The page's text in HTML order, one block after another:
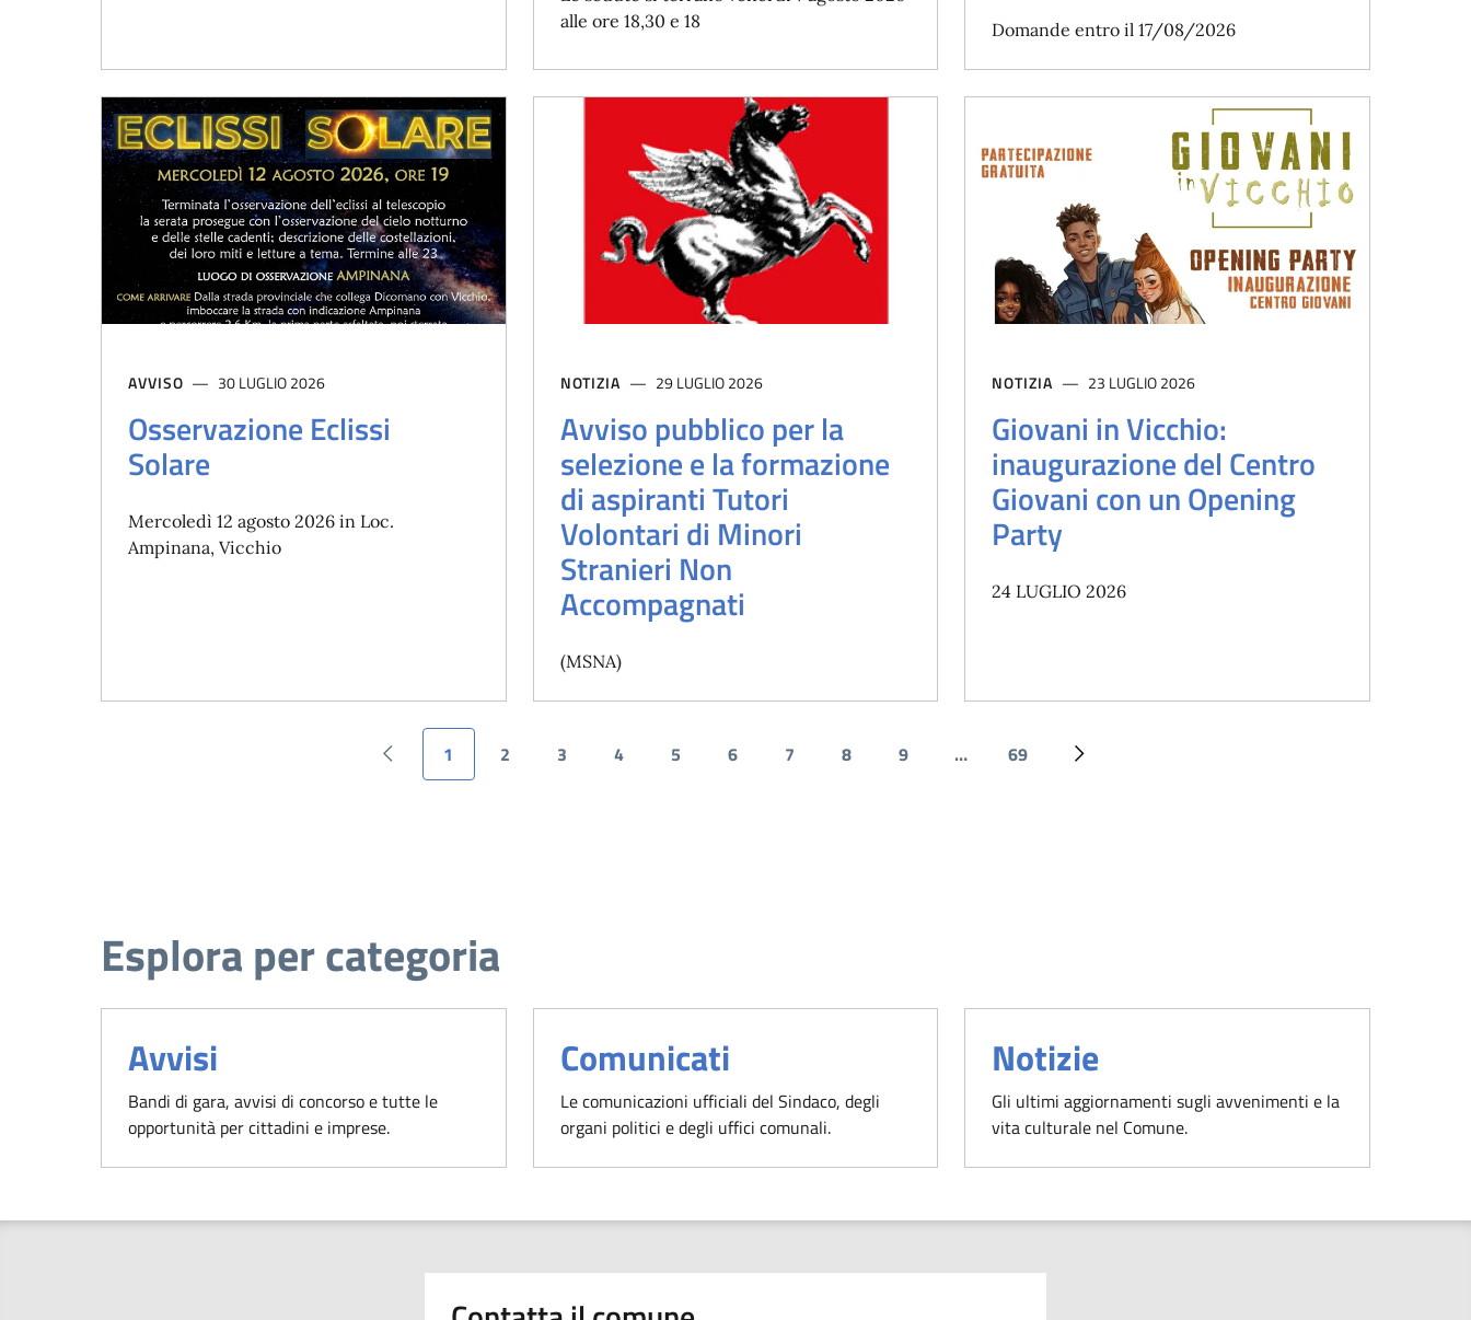
alle ore 18,30 e 18
Domande entro il 17/08/2026
AVVISO 30 LUGLIO 2026
Osservazione Eclissi
Solare
Mercoledì 12 agosto 2026 in Loc.
Ampinana, Vicchio
NOTIZIA 29 LUGLIO 2026
Avviso pubblico per la
selezione e la formazione
di aspiranti Tutori
Volontari di Minori
Stranieri Non
Accompagnati
(MSNA)
NOTIZIA 23 LUGLIO 2026
Giovani in Vicchio:
inaugurazione del Centro
Giovani con un Opening
Party
24 LUGLIO 2026
Pagina precedente
Pagina attuale
1
Pagina
2
Pagina
3
Pagina
4
Pagina
5
Pagina
6
Pagina
7
Pagina
8
Pagina
9 …
Ultima pagina
69
Pagina successiva
Esplora per categoria
Avvisi
Bandi di gara, avvisi di concorso e tutte le
opportunità per cittadini e imprese.
Comunicati
Le comunicazioni ufficiali del Sindaco, degli
organi politici e degli uffici comunali.
Notizie
Gli ultimi aggiornamenti sugli avvenimenti e la
vita culturale nel Comune.